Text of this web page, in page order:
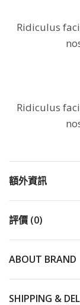
Ridiculus
Ridiculus
額外資訊
評價 (0)
ABOUT BRAND
SHIPPING &